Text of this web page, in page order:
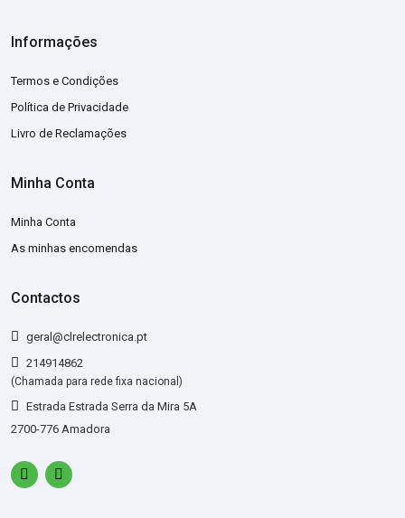
Informações
Termos e Condições
Política de Privacidade
Livro de Reclamações
Minha Conta
Minha Conta
As minhas encomendas
Contactos
geral@clrelectronica.pt
214914862
(Chamada para rede fixa nacional)
Estrada Estrada Serra da Mira 5A
2700-776 Amadora